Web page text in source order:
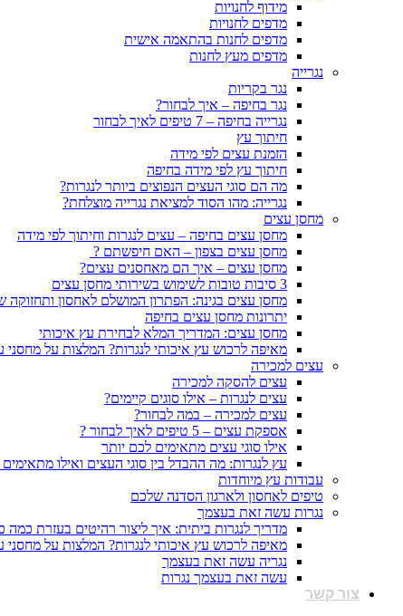
מידוף לחנויות
מדפים לחנויות
מדפים לחנות בהתאמה אישית
מדפים מעץ לחנות
נגרייה
נגר בקריות
נגר בחיפה – איך לבחור?
נגרייה בחיפה – 7 טיפים לאיך לבחור
חיתוך עץ
הזמנת עצים לפי מידה
חיתוך עץ לפי מידה בחיפה
מה הם סוגי העצים הנפוצים ביותר לנגרות?
נגרייה: מהו הסוד למציאת נגרייה מוצלחת?
מחסן עצים
מחסן עצים בחיפה – עצים לנגרות וחיתוך לפי מידה
מחסן עצים בצפון – האם חיפשתם ?
מחסן עצים – איך הם מאחסנים עצים?
3 סיבות טובות לשימוש בשירותי מחסן עצים
מחסן עצים בגינה: הפתרון המושלם לאחסון
יתרונות מחסן עצים בחיפה
מחסן עצים: המדריך המלא לבחירת עץ איכותי
מאיפה לרכוש עץ איכותי לנגרות? המלצות על מחסני
עצים למכירה
עצים להסקה למכירה
עצים לנגרות – אילו סוגים קיימים?
עצים למכירה – במה לבחור?
אספקת עצים – 5 טיפים לאיך לבחור ?
אילו סוגי עצים מתאימים לכם יותר
עץ לנגרות: מה ההבדל בין סוגי העצים ואילו
עבודות עץ מיוחדות
טיפים לאחסון ולארגון הסדנה שלכם
נגרות עשה זאת בעצמך
מדריך לנגרות ביתית: איך ליצור רהיטים בעזרת כמה
מאיפה לרכוש עץ איכותי לנגרות? המלצות על מחסני
נגריה עשה זאת בעצמך
עשה זאת בעצמך נגרות
צור קשר